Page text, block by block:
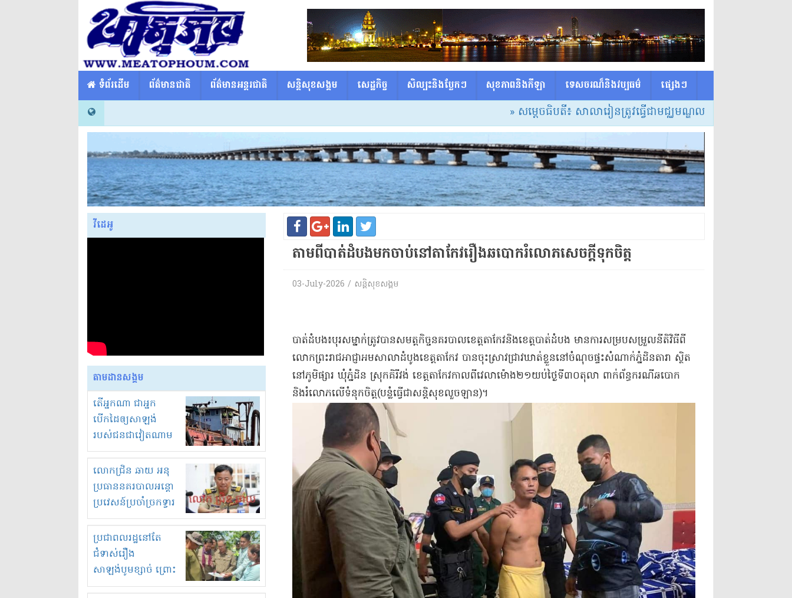
​​ ទំព័រដើម ព័ត៌មានជាតិ ព័ត៌មានអន្តរជាតិ សន្តិសុខសង្គម សេដ្ឋកិច្ច សិល្បះនិងប្លែកៗ សុខភាពនិងកីឡា ទេសចរណ៏និងវប្បធម៌ ផ្សេង​ៗ
» សម្ដេចធិបតី៖ សាលារៀនត្រូវធ្វើជាមជ្ឈមណ្ឌលកំណត់វិធីសាស្ត្របង្រៀន
វីដេអូ
តាមដានសង្គម
តើអ្នកណា ជាអ្នក
បើកដៃឲ្យសាឡង់
របស់ជនជាវៀតណាម
ចូល មកខុស
ច្បាប់លួចបូមខ្សាច់នៅ
ក្នុងប្រទេសកម្ពុជា
លោកជ្រិន ឆាយ អនុ
ប្រធាននគរបាលអន្តោ
ប្រវេសន៍ប្រចាំច្រកទ្វារ
ព្រំដែនភ្នំឌិន និងឈ្មួញ
មួយចំនួនទៀត
កំពង់តែគុបគិតគ្នា
ធ្វើសកម្មភាពរកស៊ីនិង
ស្តុកទំនិញគេចពន្ធ?
ប្រជាពលរដ្ឋនៅតែ
ជំទាស់រឿង
សាឡង់បូមខ្សាច់ ព្រោះ
ខ្លាចបាក់ច្រាំងទៀត!
តាម​ពី​បាត់ដំបង​មក​ចាប់​នៅ​តាកែវ​រឿង​ឆបោក​រំលោភសេចក្តីទុកចិត្ត​
03-July-2026 / សន្តិសុខសង្គម
​បាត់ដំបង​៖​បុរស​ម្នាក់​ត្រូវបាន​សម​ត្ត​កិច្ច​នគរបាល​ខេត្តតាកែវ​និង​ខេត្តបាត់ដំបង មានការ​សម្របសម្រួល​នីតិវិធី​ពី​
លោក​ព្រះរាជអាជ្ញា​អម​សាលាដំបូង​ខេត្តតាកែវ បាន​ចុះ​ស្រាវជ្រាវ​ឃាត់ខ្លួន​នៅ​ចំណុច​ផ្ទះសំណាក់​ភ្នំ​ដិ​ន​តារា ស្ថិត
នៅ​ភូមិ​ផ្សារ ឃុំ​ភ្នំ​ដិ​ន ស្រុក​គិរីវង់ ខេត្តតាកែវ​កាលពី​វេលា​ម៉ោង​២១​យប់​ថ្ងៃទី​៣០​តុលា ពាក់ព័ន្ធ​ករណី​ឆបោក
និង​រំលោភ​លើ​ទំនុកចិត្ត​(បន្លំធ្វើជាសន្តិសុខលួចឡាន)។​